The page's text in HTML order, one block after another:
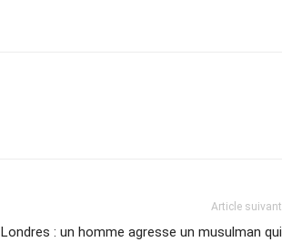
Article suivant
Londres : un homme agresse un musulman qui